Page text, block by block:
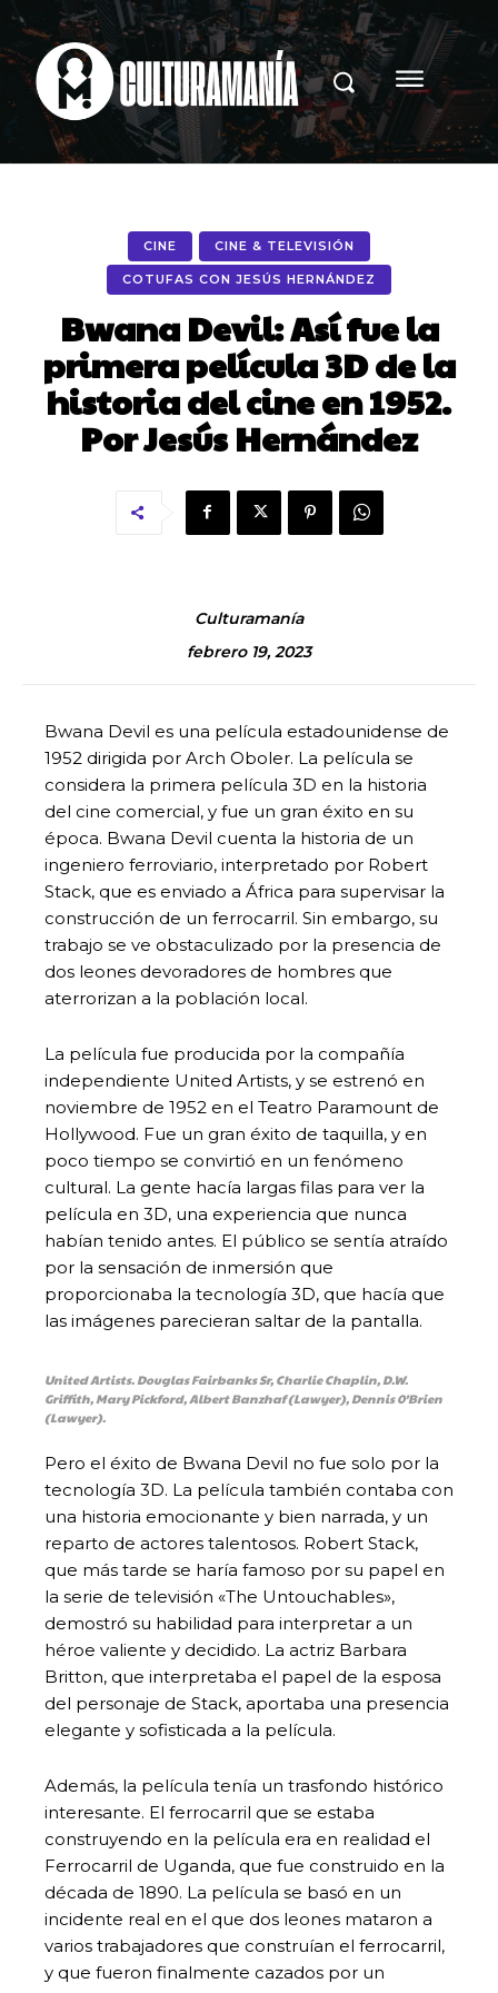
CINE CINE & TELEVISIÓN
COTUFAS CON JESÚS HERNÁNDEZ
Bwana Devil: Así fue la
primera película 3D de la
historia del cine en 1952.
Por Jesús Hernández
Culturamanía
febrero 19, 2023
Bwana Devil es una película estadounidense de
1952 dirigida por Arch Oboler. La película se
considera la primera película 3D en la historia
del cine comercial, y fue un gran éxito en su
época. Bwana Devil cuenta la historia de un
ingeniero ferroviario, interpretado por Robert
Stack, que es enviado a África para supervisar la
construcción de un ferrocarril. Sin embargo, su
trabajo se ve obstaculizado por la presencia de
dos leones devoradores de hombres que
aterrorizan a la población local.
La película fue producida por la compañía
independiente United Artists, y se estrenó en
noviembre de 1952 en el Teatro Paramount de
Hollywood. Fue un gran éxito de taquilla, y en
poco tiempo se convirtió en un fenómeno
cultural. La gente hacía largas filas para ver la
película en 3D, una experiencia que nunca
habían tenido antes. El público se sentía atraído
por la sensación de inmersión que
proporcionaba la tecnología 3D, que hacía que
las imágenes parecieran saltar de la pantalla.
United Artists. Douglas Fairbanks Sr, Charlie Chaplin, D.W.
Griffith, Mary Pickford, Albert Banzhaf (Lawyer), Dennis 0’Brien
(Lawyer).
Pero el éxito de Bwana Devil no fue solo por la
tecnología 3D. La película también contaba con
una historia emocionante y bien narrada, y un
reparto de actores talentosos. Robert Stack,
que más tarde se haría famoso por su papel en
la serie de televisión «The Untouchables»,
demostró su habilidad para interpretar a un
héroe valiente y decidido. La actriz Barbara
Britton, que interpretaba el papel de la esposa
del personaje de Stack, aportaba una presencia
elegante y sofisticada a la película.
Además, la película tenía un trasfondo histórico
interesante. El ferrocarril que se estaba
construyendo en la película era en realidad el
Ferrocarril de Uganda, que fue construido en la
década de 1890. La película se basó en un
incidente real en el que dos leones mataron a
varios trabajadores que construían el ferrocarril,
y que fueron finalmente cazados por un